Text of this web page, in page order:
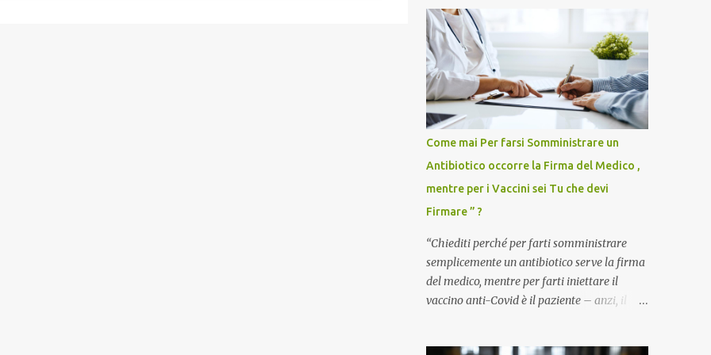
Come mai Per farsi Somministrare un
Antibiotico occorre la Firma del Medico ,
mentre per i Vaccini sei Tu che devi
Firmare ” ?
“Chiediti perché per farti somministrare
semplicemente un antibiotico serve la firma
del medico, mentre per farti iniettare il
vaccino anti-Covid è il paziente – anzi, il